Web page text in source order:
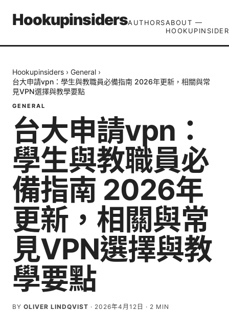
HookupinsidersAUTHORSABOUT —
Hookupinsiders › General ›
台大申請vpn：學生與教職員必備指南 2026年更新，相關與常
見VPN選擇與教學要點
GENERAL
台大申請vpn：
學生與教職員必
備指南 2026年
更新，相關與常
見VPN選擇與教
學要點
BY OLIVER LINDQVIST · 2026年4月12日 · 2 MIN